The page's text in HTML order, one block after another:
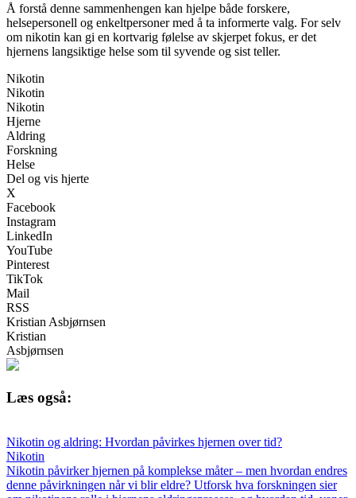
Å forstå denne sammenhengen kan hjelpe både forskere,
helsepersonell og enkeltpersoner med å ta informerte valg. For selv
om nikotin kan gi en kortvarig følelse av skjerpet fokus, er det
hjernens langsiktige helse som til syvende og sist teller.
Nikotin
Nikotin
Nikotin
Hjerne
Aldring
Forskning
Helse
Del og vis hjerte
X
Facebook
Instagram
LinkedIn
YouTube
Pinterest
TikTok
Mail
RSS
Kristian Asbjørnsen
Kristian
Asbjørnsen
Læs også:
Nikotin og aldring: Hvordan påvirkes hjernen over tid?
Nikotin
Nikotin påvirker hjernen på komplekse måter – men hvordan endres
denne påvirkningen når vi blir eldre? Utforsk hva forskningen sier